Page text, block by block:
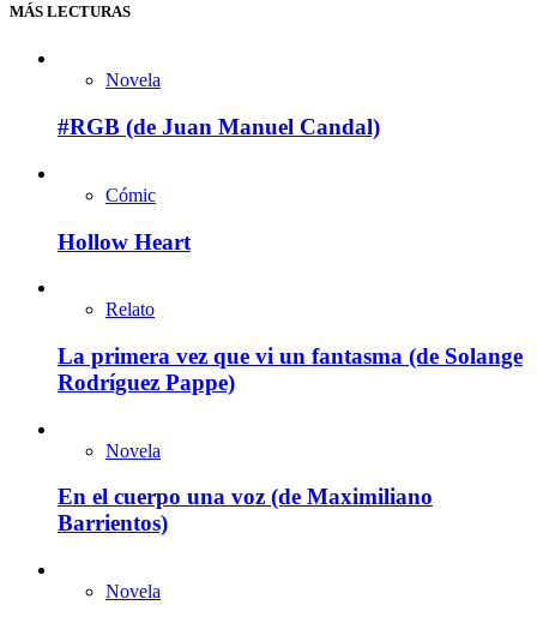
MÁS LECTURAS
Novela
#RGB (de Juan Manuel Candal)
Cómic
Hollow Heart
Relato
La primera vez que vi un fantasma (de Solange
Rodríguez Pappe)
Novela
En el cuerpo una voz (de Maximiliano
Barrientos)
Novela